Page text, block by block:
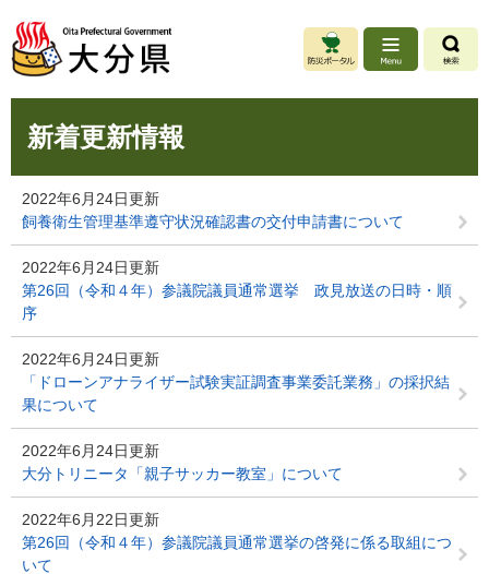
ジ
先
ュ
を
新着更新情報
2022年6月24日更新
飼養衛生管理基準遵守状況確認書の交付申請書について
2022年6月24日更新
第26回（令和４年）参議院議員通常選挙 政見放送の日時・順
序
2022年6月24日更新
「ドローンアナライザー試験実証調査事業委託業務」の採択結
果について
2022年6月24日更新
大分トリニータ「親子サッカー教室」について
2022年6月22日更新
第26回（令和４年）参議院議員通常選挙の啓発に係る取組につ
いて